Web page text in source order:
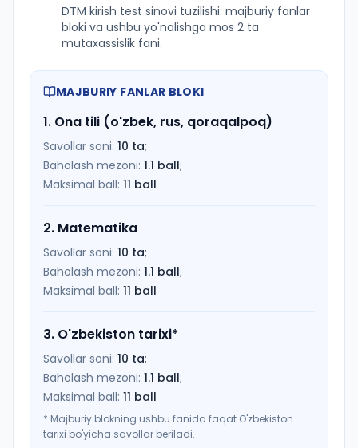
DTM kirish test sinovi tuzilishi: majburiy fanlar
bloki va ushbu yo'nalishga mos 2 ta
mutaxassislik fani.
MAJBURIY FANLAR BLOKI
1. Ona tili (o'zbek, rus, qoraqalpoq)
Savollar soni: 10 ta;
Baholash mezoni: 1.1 ball;
Maksimal ball: 11 ball
2. Matematika
Savollar soni: 10 ta;
Baholash mezoni: 1.1 ball;
Maksimal ball: 11 ball
3. O'zbekiston tarixi*
Savollar soni: 10 ta;
Baholash mezoni: 1.1 ball;
Maksimal ball: 11 ball
* Majburiy blokning ushbu fanida faqat O'zbekiston
tarixi bo'yicha savollar beriladi.